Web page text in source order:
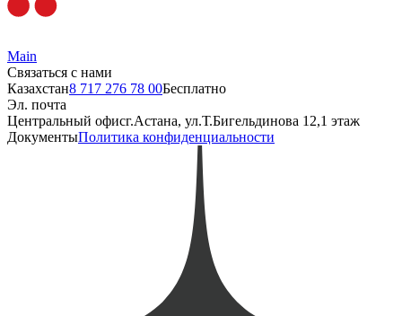
Main
Связаться с нами
Казахстан8 717 276 78 00Бесплатно
Эл. почта
Центральный офисг.Астана, ул.Т.Бигельдинова 12,1 этаж
ДокументыПолитика конфиденциальности